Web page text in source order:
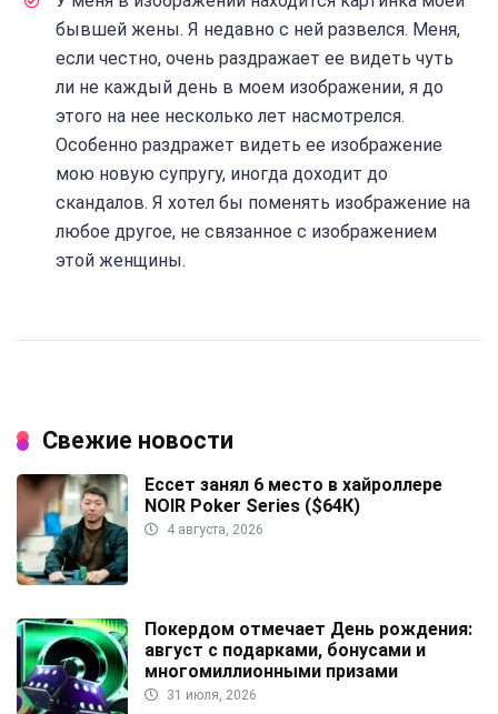
бывшей жены. Я недавно с ней развелся. Меня,
если честно, очень раздражает ее видеть чуть
ли не каждый день в моем изображении, я до
этого на нее несколько лет насмотрелся.
Особенно раздражет видеть ее изображение
мою новую супругу, иногда доходит до
скандалов. Я хотел бы поменять изображение на
любое другое, не связанное с изображением
этой женщины.
Свежие новости
Ессет занял 6 место в хайроллере
NOIR Poker Series ($64К)
4 августа, 2026
Покердом отмечает День рождения:
август с подарками, бонусами и
многомиллионными призами
31 июля, 2026